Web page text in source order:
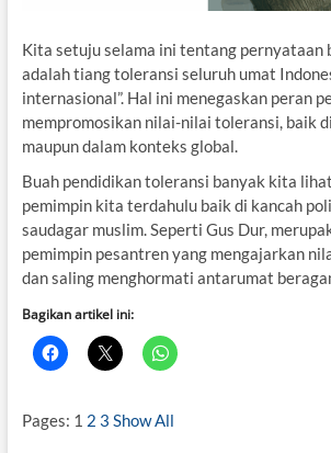
Kita setuju selama ini tentang pernyataan
adalah tiang toleransi seluruh umat
internasional”. Hal ini menegaskan peran
mempromosikan nilai-nilai toleransi, baik
maupun dalam konteks global.
Buah pendidikan toleransi banyak kita
pemimpin kita terdahulu baik di kancah
saudagar muslim. Seperti Gus Dur,
pemimpin pesantren yang mengajarkan
dan saling menghormati antarumat
Bagikan artikel ini:
Pages: 1 2 3 Show All